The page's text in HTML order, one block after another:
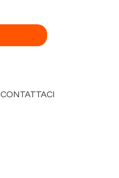
CONTATTACI